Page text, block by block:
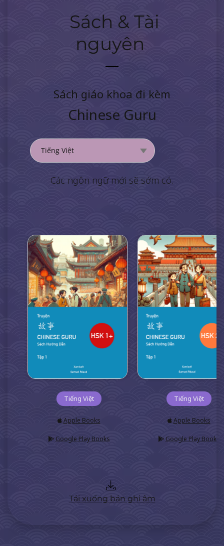
Sách & Tài
nguyên
Sách giáo khoa đi kèm
Chinese Guru
Các ngôn ngữ mới sẽ sớm có.
Tiếng Việt
Apple Books
Google Play Books
Tiếng Việt
Apple Books
Google Play Books
Tải xuống bản ghi âm